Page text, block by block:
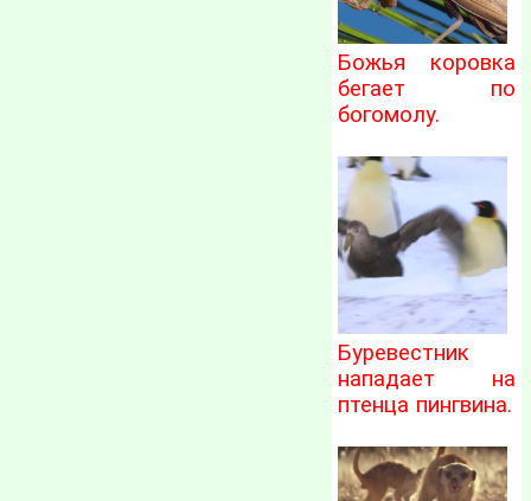
Божья коровка
бегает по
богомолу.
Буревестник
нападает на
птенца пингвина.